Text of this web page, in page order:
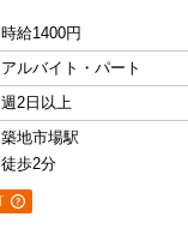
時給1400円
アルバイト・パート
週2日以上
築地市場駅
徒歩2分